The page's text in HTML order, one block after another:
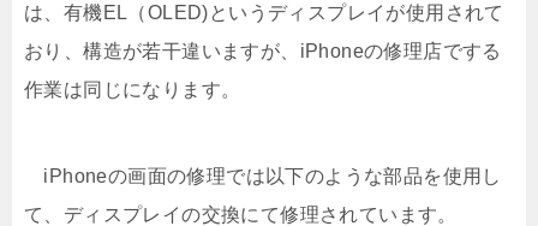
は、有機EL（OLED)というディスプレイが使用されて
おり、構造が若干違いますが、iPhoneの修理店でする
作業は同じになります。
iPhoneの画面の修理では以下のような部品を使用し
て、ディスプレイの交換にて修理されています。